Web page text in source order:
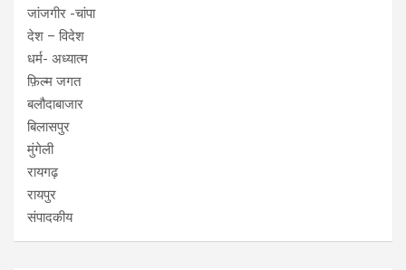
जांजगीर -चांपा
देश – विदेश
धर्म- अध्यात्म
फ़िल्म जगत
बलौदाबाजार
बिलासपुर
मुंगेली
रायगढ़
रायपुर
संपादकीय